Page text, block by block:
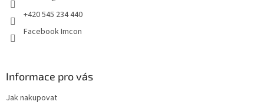
+420 545 234 440
Facebook Imcon
Informace pro vás
Jak nakupovat